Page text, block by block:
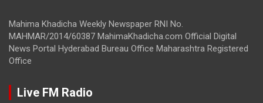
Mahima Khadicha Weekly Newspaper RNI No.
MAHMAR/2014/60387 MahimaKhadicha.com Official Digital
News Portal Hyderabad Bureau Office Maharashtra Registered
Office
Live FM Radio